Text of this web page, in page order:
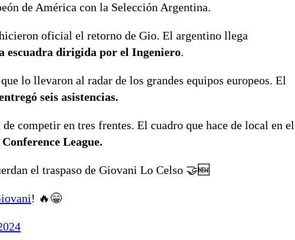
de América con la Selección Argentina.
oficial el retorno de Gio. El argentino llega
escuadra dirigida por el Ingeniero.
lo llevaron al radar de los grandes equipos europeos. El
seis asistencias.
competir en tres frentes. El cuadro que hace de local en el
League.
el traspaso de Giovani Lo Celso 🤝🆕
! 🔥😁